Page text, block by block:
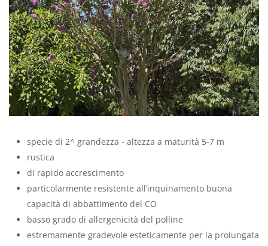
specie di 2^ grandezza - altezza a maturità 5-7 m
rustica
di rapido accrescimento
particolarmente resistente all’inquinamento buona
capacità di abbattimento del CO
basso grado di allergenicità del polline
estremamente gradevole esteticamente per la prolungata